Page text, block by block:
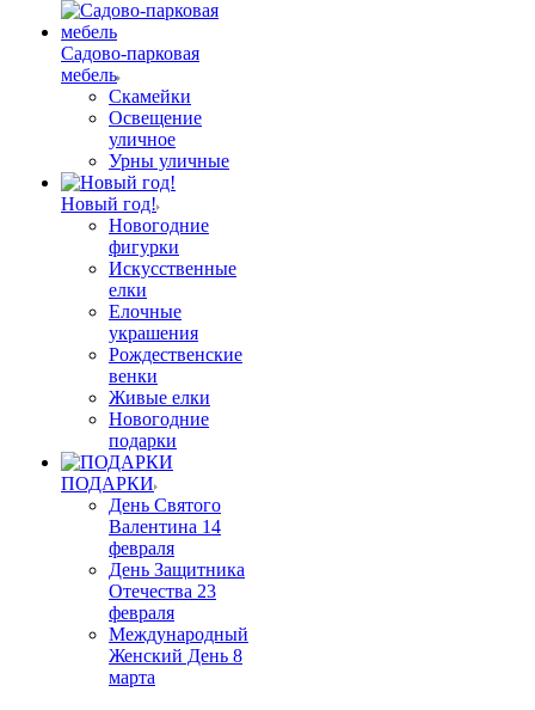
Садово-парковая
мебель
Скамейки
Освещение
уличное
Урны уличные
Новый год!
Новогодние
фигурки
Искусственные
елки
Елочные
украшения
Рождественские
венки
Живые елки
Новогодние
подарки
ПОДАРКИ
День Святого
Валентина 14
февраля
День Защитника
Отечества 23
февраля
Международный
Женский День 8
марта